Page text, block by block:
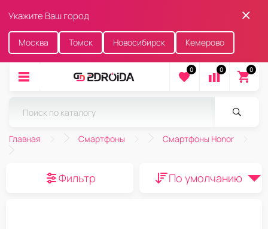
Укажите Ваш город
Москва Томск Новосибирск Кемерово
0 0 0
Главная Смартфоны Смартфоны Honor
Фильтр По умолчанию